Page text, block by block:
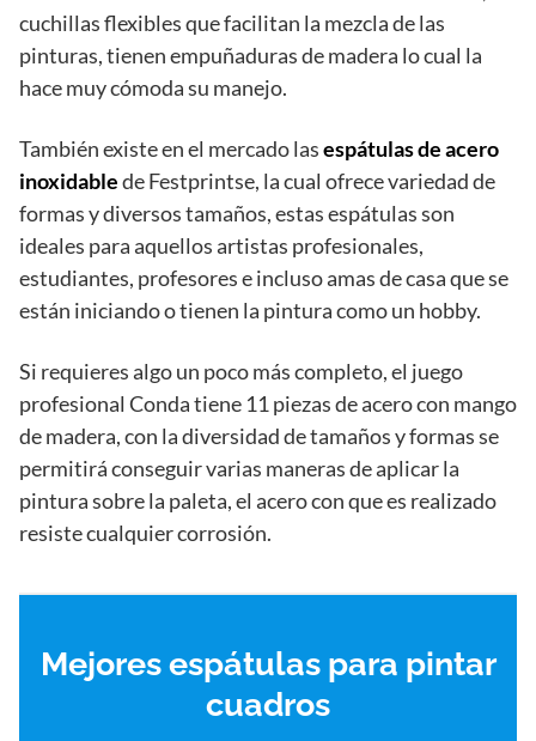
cuchillas flexibles que facilitan la mezcla de las
pinturas, tienen empuñaduras de madera lo cual la
hace muy cómoda su manejo.
También existe en el mercado lasespátulas de acero
inoxidablede Festprintse, la cual ofrece variedad de
formas y diversos tamaños, estas espátulas son
ideales para aquellos artistas profesionales,
estudiantes, profesores e incluso amas de casa que se
están iniciando o tienen la pintura como un hobby.
Si requieres algo un poco más completo, el juego
profesional Conda tiene 11 piezas de acero con mango
de madera, con la diversidad de tamaños y formas se
permitirá conseguir varias maneras de aplicar la
pintura sobre la paleta, el acero con que es realizado
resiste cualquier corrosión.
Mejores espátulas para pintar
cuadros